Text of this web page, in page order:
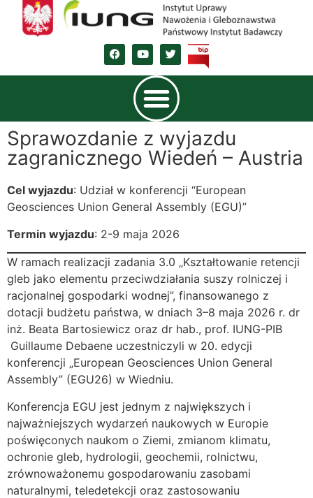
Sprawozdanie z wyjazdu
zagranicznego Wiedeń – Austria
Cel wyjazdu: Udział w konferencji “European
Geosciences Union General Assembly (EGU)”
Termin wyjazdu: 2-9 maja 2026
W ramach realizacji zadania 3.0 „Kształtowanie retencji
gleb jako elementu przeciwdziałania suszy rolniczej i
racjonalnej gospodarki wodnej”, finansowanego z
dotacji budżetu państwa, w dniach 3–8 maja 2026 r. dr
inż. Beata Bartosiewicz oraz dr hab., prof. IUNG-PIB
Guillaume Debaene uczestniczyli w 20. edycji
konferencji „European Geosciences Union General
Assembly” (EGU26) w Wiedniu.
Konferencja EGU jest jednym z największych i
najważniejszych wydarzeń naukowych w Europie
poświęconych naukom o Ziemi, zmianom klimatu,
ochronie gleb, hydrologii, geochemii, rolnictwu,
zrównoważonemu gospodarowaniu zasobami
naturalnymi, teledetekcji oraz zastosowaniu